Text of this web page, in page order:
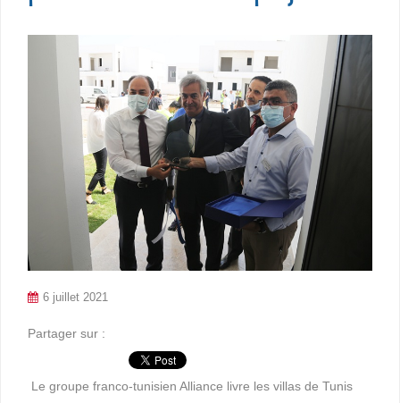
6 juillet 2021
Partager sur :
Le groupe franco-tunisien Alliance livre les villas de Tunis